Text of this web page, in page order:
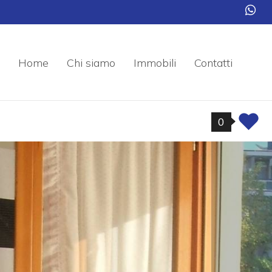
Home Chi siamo Immobili Contatti
0